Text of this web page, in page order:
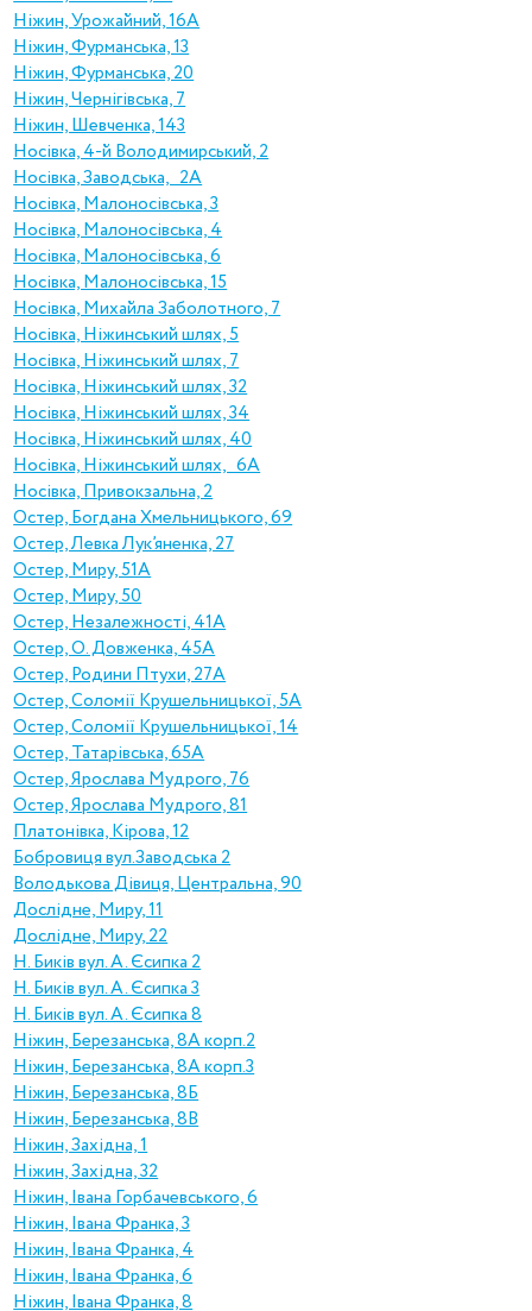
Ніжин, Урожайний, 16А
Ніжин, Фурманська, 13
Ніжин, Фурманська, 20
Ніжин, Чернігівська, 7
Ніжин, Шевченка, 143
Носівка, 4-й Володимирський, 2
Носівка, Заводська, 2А
Носівка, Малоносівська, 3
Носівка, Малоносівська, 4
Носівка, Малоносівська, 6
Носівка, Малоносівська, 15
Носівка, Михайла Заболотного, 7
Носівка, Ніжинський шлях, 5
Носівка, Ніжинський шлях, 7
Носівка, Ніжинський шлях, 32
Носівка, Ніжинський шлях, 34
Носівка, Ніжинський шлях, 40
Носівка, Ніжинський шлях, 6А
Носівка, Привокзальна, 2
Остер, Богдана Хмельницького, 69
Остер, Левка Лук’яненка, 27
Остер, Миру, 51А
Остер, Миру, 50
Остер, Незалежності, 41А
Остер, О. Довженка, 45А
Остер, Родини Птухи, 27А
Остер, Соломії Крушельницької, 5А
Остер, Соломії Крушельницької, 14
Остер, Татарівська, 65А
Остер, Ярослава Мудрого, 76
Остер, Ярослава Мудрого, 81
Платонівка, Кірова, 12
Бобровиця вул.Заводська 2
Володькова Дівиця, Центральна, 90
Дослідне, Миру, 11
Дослідне, Миру, 22
Н. Биків вул. А. Єсипка 2
Н. Биків вул. А. Єсипка 3
Н. Биків вул. А. Єсипка 8
Ніжин, Березанська, 8А корп.2
Ніжин, Березанська, 8А корп.3
Ніжин, Березанська, 8Б
Ніжин, Березанська, 8В
Ніжин, Західна, 1
Ніжин, Західна, 32
Ніжин, Івана Горбачевського, 6
Ніжин, Івана Франка, 3
Ніжин, Івана Франка, 4
Ніжин, Івана Франка, 6
Ніжин, Івана Франка, 8